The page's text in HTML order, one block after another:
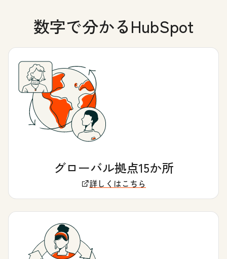
数字で分かるHubSpot
グローバル拠点15か所
詳しくはこちら